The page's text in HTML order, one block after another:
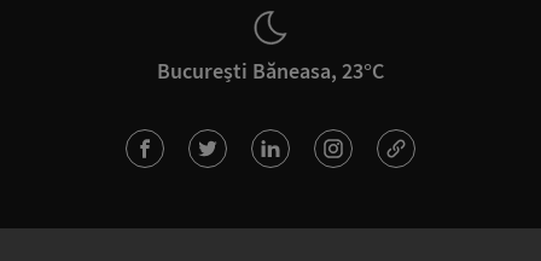
București Băneasa, 23°C